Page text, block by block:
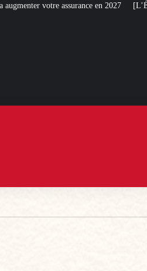
[L’ÉTÉ BV] Toujours plus de taxes : la